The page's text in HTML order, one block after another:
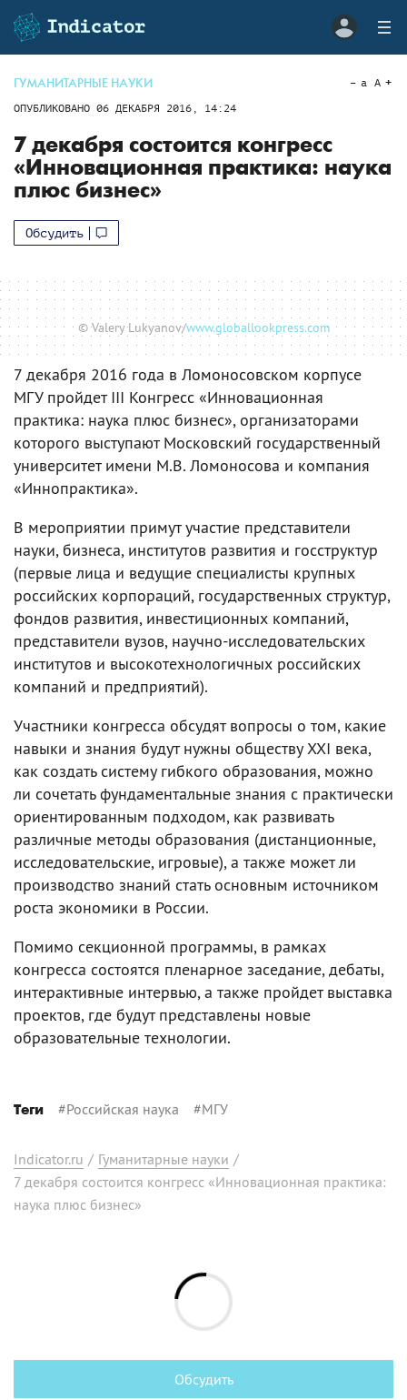
ГУМАНИТАРНЫЕ НАУКИ
ОПУБЛИКОВАНО 06 ДЕКАБРЯ 2016, 14:24
a A
7 декабря состоится конгресс
«Инновационная практика: наука
плюс бизнес»
Обсудить
© Valery Lukyanov/www.globallookpress.com
7 декабря 2016 года в Ломоносовском корпусе
МГУ пройдет III Конгресс «Инновационная
практика: наука плюс бизнес», организаторами
которого выступают Московский государственный
университет имени М.В. Ломоносова и компания
«Иннопрактика».
В мероприятии примут участие представители
науки, бизнеса, институтов развития и госструктур
(первые лица и ведущие специалисты крупных
российских корпораций, государственных структур,
фондов развития, инвестиционных компаний,
представители вузов, научно-исследовательских
институтов и высокотехнологичных российских
компаний и предприятий).
Участники конгресса обсудят вопросы о том, какие
навыки и знания будут нужны обществу XXI века,
как создать систему гибкого образования, можно
ли сочетать фундаментальные знания с практически
ориентированным подходом, как развивать
различные методы образования (дистанционные,
исследовательские, игровые), а также может ли
производство знаний стать основным источником
роста экономики в России.
Помимо секционной программы, в рамках
конгресса состоятся пленарное заседание, дебаты,
интерактивные интервью, а также пройдет выставка
проектов, где будут представлены новые
образовательные технологии.
Теги #Российская наука #МГУ
Indicator.ru / Гуманитарные науки /
7 декабря состоится конгресс «Инновационная практика:
наука плюс бизнес»
Обсудить